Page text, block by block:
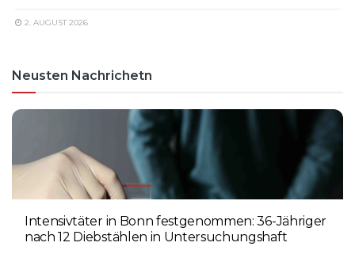
2. AUGUST 2026
Neusten Nachrichetn
Intensivtäter in Bonn festgenommen: 36-Jähriger
nach 12 Diebstählen in Untersuchungshaft